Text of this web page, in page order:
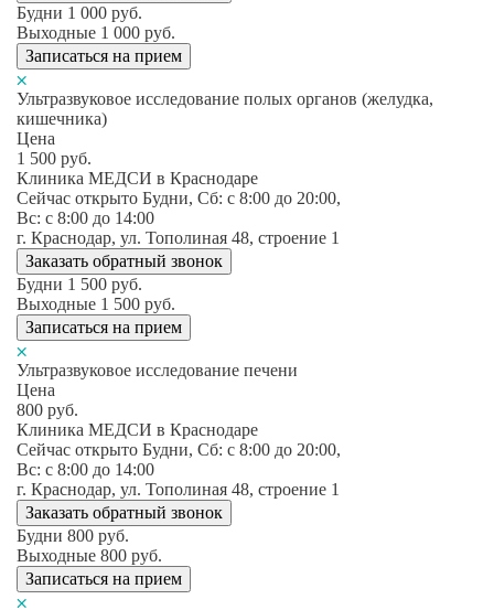
Будни 1 000 руб.
Выходные 1 000 руб.
Записаться на прием
Ультразвуковое исследование полых органов (желудка,
кишечника)
Цена
1 500 руб.
Клиника МЕДСИ в Краснодаре
Сейчас открыто Будни, Сб: c 8:00 до 20:00,
Вс: c 8:00 до 14:00
г. Краснодар, ул. Тополиная 48, строение 1
Заказать обратный звонок
Будни 1 500 руб.
Выходные 1 500 руб.
Записаться на прием
Ультразвуковое исследование печени
Цена
800 руб.
Клиника МЕДСИ в Краснодаре
Сейчас открыто Будни, Сб: c 8:00 до 20:00,
Вс: c 8:00 до 14:00
г. Краснодар, ул. Тополиная 48, строение 1
Заказать обратный звонок
Будни 800 руб.
Выходные 800 руб.
Записаться на прием